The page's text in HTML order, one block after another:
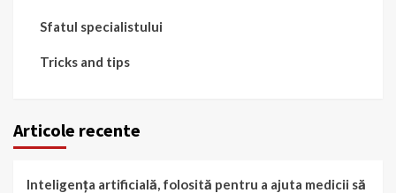
Sfatul specialistului
Tricks and tips
Articole recente
Inteligența artificială, folosită pentru a ajuta medicii să